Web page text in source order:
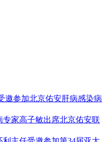
邀参加北京佑安肝病感染病
家高子敏出席北京佑安联